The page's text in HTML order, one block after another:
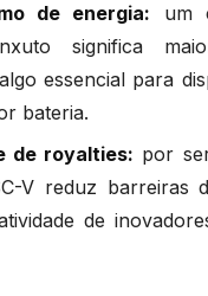
de energia: um
significa
essencial para
bateria.
de royalties: por
V reduz barreiras
de